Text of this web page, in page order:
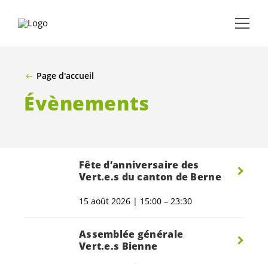
Page d'accueil
Évènements
Fête d’anniversaire des
Vert.e.s du canton de Berne
15 août 2026 | 15:00 – 23:30
Assemblée générale
Vert.e.s Bienne